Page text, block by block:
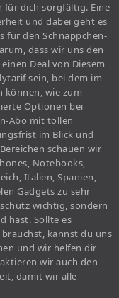
für dich sorgfältig. Eine
und dabei geht es
für den Schnäppchen-
dass wir uns den
Deal von Diesem
sein, bei dem im
können, wie zum
Optionen bei
Abo mit tollen
im Blick und
schauen wir
Notebooks,
Italien, Spanien,
Gadgets zu sehr
wichtig, sondern
hast. Sollte es
kannst du uns
und wir helfen dir
wir auch den
damit wir alle